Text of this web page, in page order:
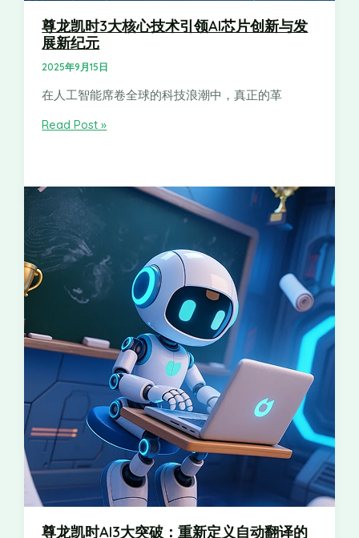
尊龙凯时3大核心技术引领AI芯片创新与发
展新纪元
2025年9月15日
在人工智能席卷全球的科技浪潮中，真正的革
Read Post »
尊龙凯时AI3大突破：重新定义自动翻译的